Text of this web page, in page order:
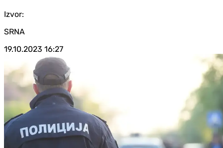
Izvor:
SRNA
19.10.2023 16:27